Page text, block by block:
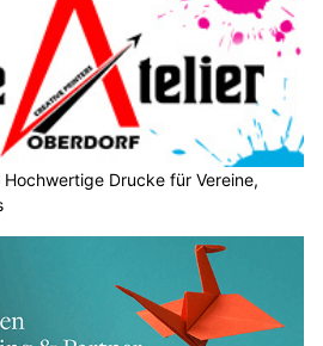
Drucke für Vereine,